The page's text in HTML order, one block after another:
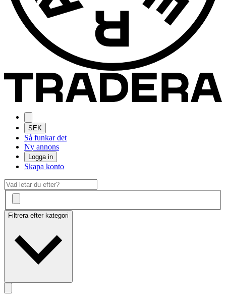
SEK
Så funkar det
Ny annons
Logga in
Skapa konto
Filtrera efter kategori